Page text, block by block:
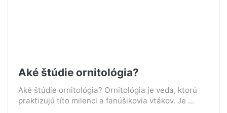
Aké štúdie ornitológia?
Aké štúdie ornitológia? Ornitológia je veda, ktorú
praktizujú títo milenci a fanúšikovia vtákov. Je ...